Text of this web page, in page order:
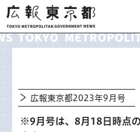
広報東京都
広報東京都2023年9月号
※9月号は、8月18日時点